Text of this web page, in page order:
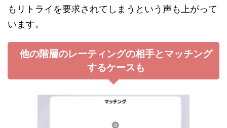
もリトライを要求されてしまうという声も上がって
います。
他の階層のレーティングの相手とマッチング
するケースも